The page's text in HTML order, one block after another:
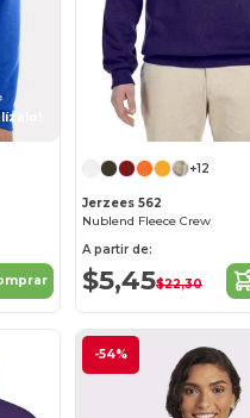
+12
Jerzees 562
Nublend Fleece Crew
A partir de:
$5,45$22,30
-54%